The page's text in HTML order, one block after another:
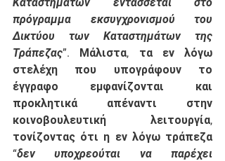
πρόγραμμα εκσυγχρονισμού του
Δικτύου των Καταστημάτων της
Τράπεζας”. Μάλιστα, τα εν λόγω
στελέχη που υπογράφουν το
έγγραφο εμφανίζονται και
προκλητικά απέναντι στην
κοινοβουλευτική λειτουργία,
τονίζοντας ότι η εν λόγω τράπεζα
“δεν υποχρεούται να παρέχει